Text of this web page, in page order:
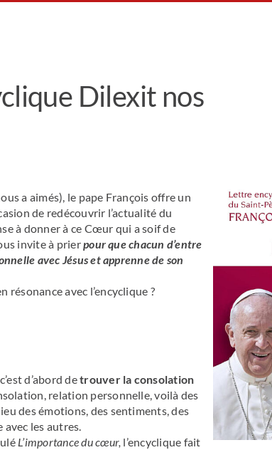
Dilexit nos
a aimés), le pape François offre un
de redécouvrir l’actualité du
à donner à ce Cœur qui a soif de
invite à prierpour que chacun d’entre
avec Jésus et apprenne de son
avec l’encyclique ?
d’abord detrouver la consolation
relation personnelle, voilà des
des émotions, des sentiments, des
les autres.
L’importance du cœur, l’encyclique fait